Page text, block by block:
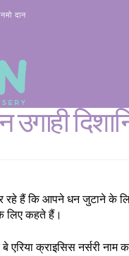
दान
रहे हैं कि आपने धन जुटाने के
लिए कहते हैं।
एरिया क्राइसिस नर्सरी